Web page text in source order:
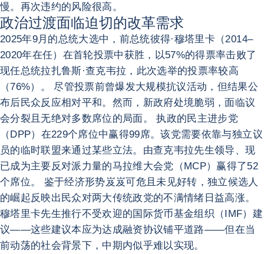
慢。再次违约的风险很高。
政治过渡面临迫切的改革需求
2025年9月的总统大选中，前总统彼得·穆塔里卡（2014–
2020年在任）在首轮投票中获胜，以57%的得票率击败了
现任总统拉扎鲁斯·查克韦拉，此次选举的投票率较高
（76%）。 尽管投票前曾爆发大规模抗议活动，但结果公
布后民众反应相对平和。然而，新政府处境脆弱，面临议
会分裂且无绝对多数席位的局面。 执政的民主进步党
（DPP）在229个席位中赢得99席。该党需要依靠与独立议
员的临时联盟来通过某些立法。由查克韦拉先生领导、现
已成为主要反对派力量的马拉维大会党（MCP）赢得了52
个席位。 鉴于经济形势岌岌可危且未见好转，独立候选人
的崛起反映出民众对两大传统政党的不满情绪日益高涨。
穆塔里卡先生推行不受欢迎的国际货币基金组织（IMF）建
议——这些建议本应为达成融资协议铺平道路——但在当
前动荡的社会背景下，中期内似乎难以实现。